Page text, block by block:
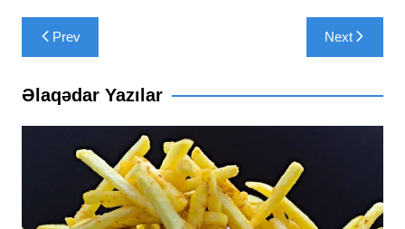
Yazı
naviqasiyası
Prev Next
Əlaqədar Yazılar